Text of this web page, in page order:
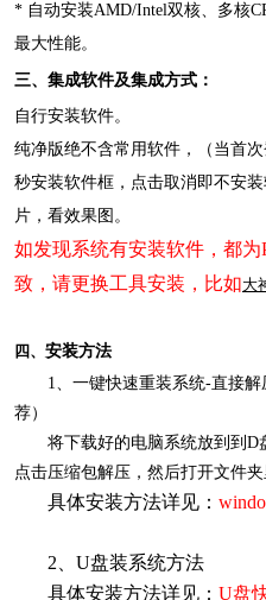
* 自动安装AMD/Intel双核、多核
最大性能。
三、集成软件及集成方式：
自行安装软件。
纯净版绝不含常用软件，（当首
秒安装软件框，点击取消即不安
片，看效果图。
如发现系统有安装软件，都
致，请更换工具安装，比如大
四、 安装方法
1、一键快速重装系统-直接
荐）
将下载好的电脑系统放到到D
点击压缩包解压，然后打开文件
具体安装方法详见：
2、U盘装系统方法
具体安装方法详见： U盘